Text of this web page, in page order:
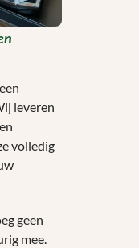
leveren
volledig
geen
mee.